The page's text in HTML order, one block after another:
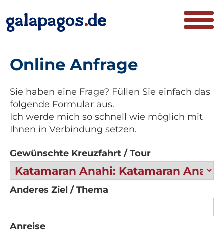
Online Anfrage
Sie haben eine Frage? Füllen Sie einfach das
folgende Formular aus.
Ich werde mich so schnell wie möglich mit
Ihnen in Verbindung setzen.
Gewünschte Kreuzfahrt / Tour
Anderes Ziel / Thema
Anreise